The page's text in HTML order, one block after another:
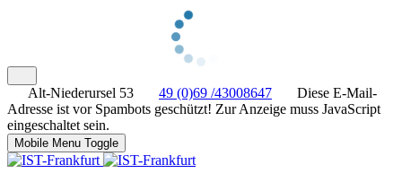
Alt-Niederursel 53 49 (0)69 /43008647
Diese E-Mail-
Adresse ist vor Spambots geschützt! Zur Anzeige muss JavaScript
eingeschaltet sein.
Mobile Menu Toggle